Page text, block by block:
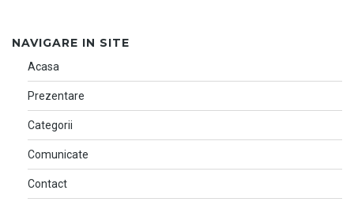
NAVIGARE IN SITE
Acasa
Prezentare
Categorii
Comunicate
Contact